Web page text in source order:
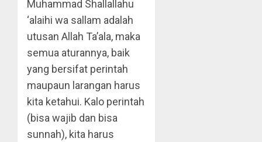
Muhammad Shallallahu
‘alaihi wa sallam adalah
utusan Allah Ta’ala, maka
semua aturannya, baik
yang bersifat perintah
maupaun larangan harus
kita ketahui. Kalo perintah
(bisa wajib dan bisa
sunnah), kita harus